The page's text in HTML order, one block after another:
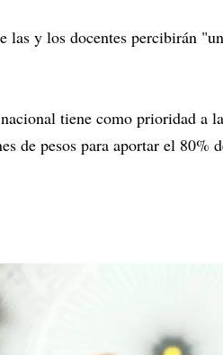
las y los docentes percibirán
tiene como prioridad a
de pesos para aportar el 80%